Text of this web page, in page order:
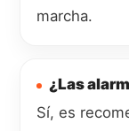
marcha.
¿Las
Sí, es